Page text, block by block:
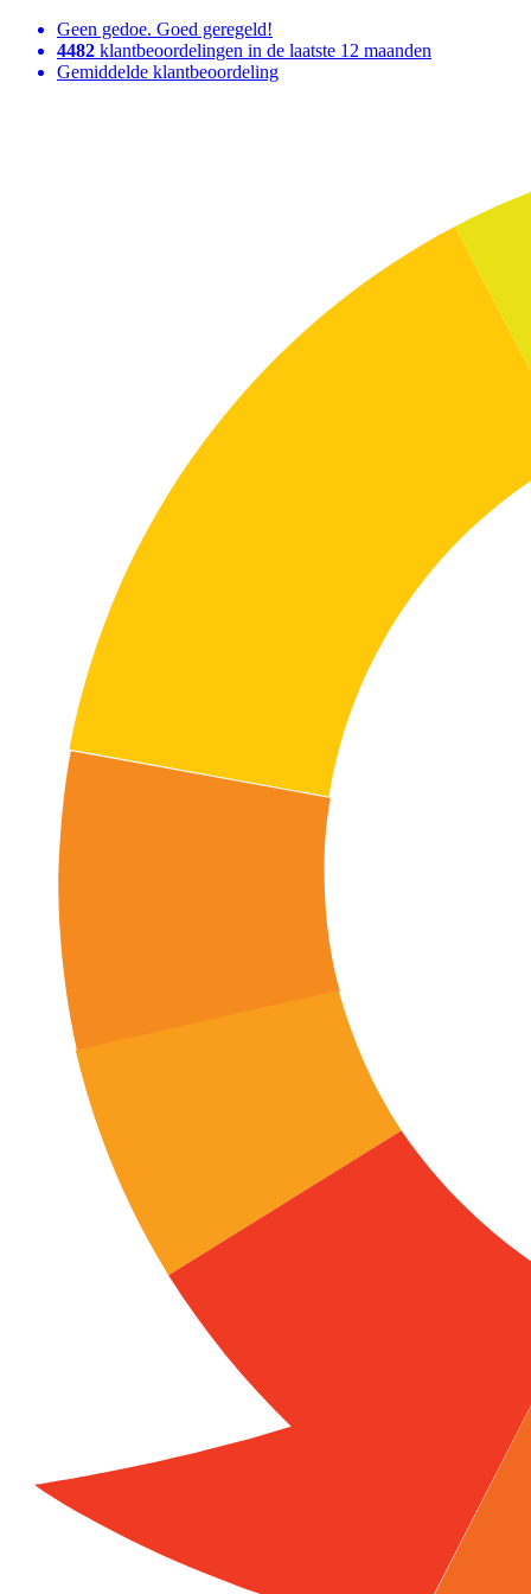
Geen gedoe. Goed geregeld!
4482 klantbeoordelingen in de laatste 12 maanden
Gemiddelde klantbeoordeling